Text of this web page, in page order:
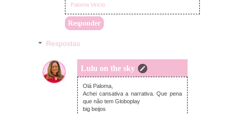
Paloma Viricio
Responder
Respostas
Lulu on the sky
segunda-feira, novembro 02, 2020
Olá Paloma,
Achei cansativa a narrativa. Que pena
que não tem Globoplay
big beijos